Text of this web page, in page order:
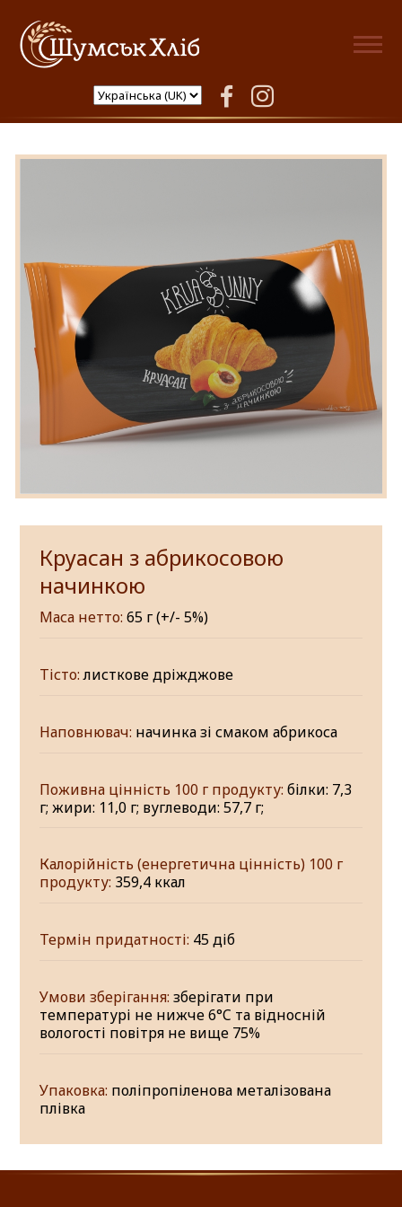
Шумськ Хліб
facebookinstagram
Круасан з абрикосовою
начинкою
Маса нетто: 65 г (+/- 5%)
Тісто:листкове дріжджове
Наповнювач: начинка зі смаком абрикоса
Поживна цінність 100 г продукту: білки: 7,3
г; жири: 11,0 г; вуглеводи: 57,7 г;
Калорійність (енергетична цінність) 100 г
продукту: 359,4 ккал
Термін придатності: 45 діб
Умови зберігання: зберігати при
температурі не нижче 6°C та відносній
вологості повітря не вище 75%
Упаковка: поліпропіленова металізована
плівка